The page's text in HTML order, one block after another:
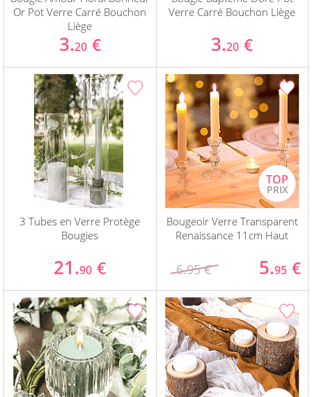
Or Pot Verre Carré Bouchon
Liège
3.20 €
Verre Carré Bouchon Liège
3.20 €
3 Tubes en Verre Protège
Bougies
21.90 €
Bougeoir Verre Transparent
Renaissance 11cm Haut
6.95 € 5.95 €